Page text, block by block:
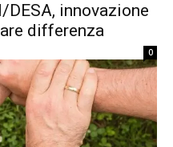
DESA, innovazione
differenza
0